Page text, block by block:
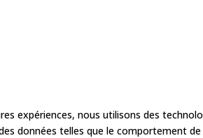
expériences, nous utilisons des
données telles que le comportement